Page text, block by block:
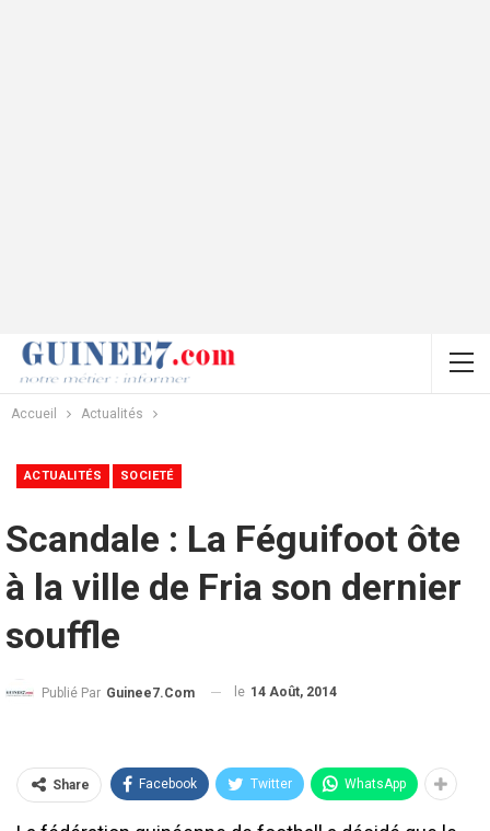
Accueil Actualités
ACTUALITÉS SOCIETÉ
Scandale : La Féguifoot ôte
à la ville de Fria son dernier
souffle
Publié Par Guinee7.com le 14 Août, 2014
Share Facebook Twitter WhatsApp